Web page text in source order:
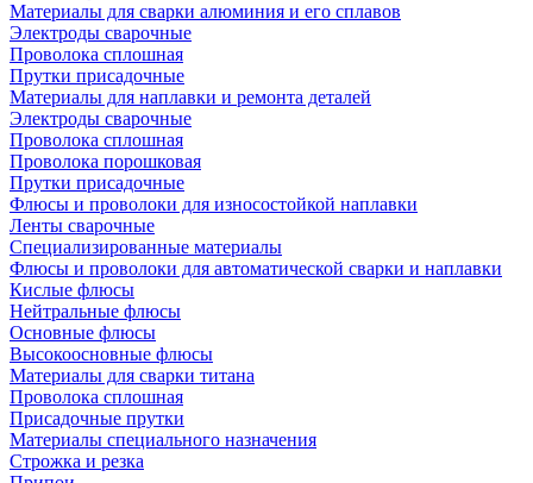
Материалы для сварки алюминия и его сплавов
Электроды сварочные
Проволока сплошная
Прутки присадочные
Материалы для наплавки и ремонта деталей
Электроды сварочные
Проволока сплошная
Проволока порошковая
Прутки присадочные
Флюсы и проволоки для износостойкой наплавки
Ленты сварочные
Специализированные материалы
Флюсы и проволоки для автоматической сварки и наплавки
Кислые флюсы
Нейтральные флюсы
Основные флюсы
Высокоосновные флюсы
Материалы для сварки титана
Проволока сплошная
Присадочные прутки
Материалы специального назначения
Строжка и резка